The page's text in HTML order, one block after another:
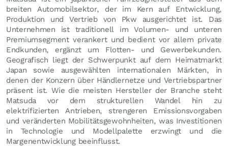
breiten Automobilsektor, der im Kern auf Entwicklung,
Produktion und Vertrieb von Pkw ausgerichtet ist. Das
Unternehmen ist traditionell im Volumen- und unteren
Premiumsegment verankert und bedient vor allem private
Endkunden, ergänzt um Flotten- und Gewerbekunden.
Geografisch liegt der Schwerpunkt auf dem Heimatmarkt
Japan sowie ausgewählten internationalen Märkten, in
denen der Konzern über Händlernetze und Vertriebspartner
präsent ist. Wie die meisten Hersteller der Branche steht
Matsuda vor dem strukturellen Wandel hin zu
elektrifizierten Antrieben, strengeren Emissionsvorgaben
und veränderten Mobilitätsgewohnheiten, was Investitionen
in Technologie und Modellpalette erzwingt und die
Margenentwicklung beeinflusst.